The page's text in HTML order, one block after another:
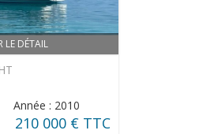
LE DÉTAIL
Année : 2010
210 000 € TTC